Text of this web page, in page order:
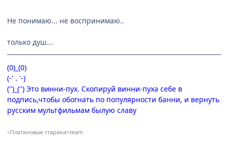
Не понимаю... не воспринимаю..
только душ...
(0)_(0)
(-' . '-)
('')_('') Это винни-пух. Скопируй винни-пуха себе в
подпись,чтобы обогнать по популярности банни, и вернуть
русским мультфильмам былую славу
<Платиновые старики>team